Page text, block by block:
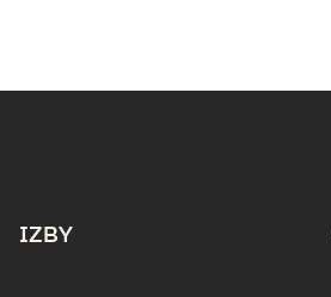
IZBY